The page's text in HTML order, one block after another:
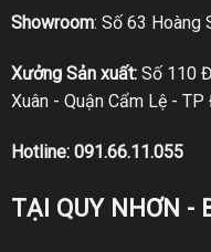
Showroom: Số 63 Hoàng
Xưởng Sản xuất:Số 110
Xuân - Quận Cẩm Lệ -
Hotline: 091.66.11.055
TẠI QUY NHƠN -